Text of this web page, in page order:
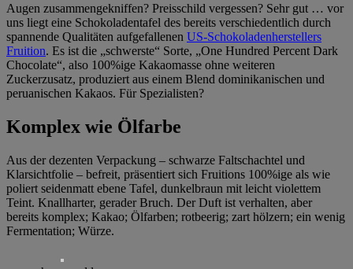
Augen zusammengekniffen? Preisschild vergessen? Sehr gut … vor
uns liegt eine Schokoladentafel des bereits verschiedentlich durch
spannende Qualitäten aufgefallenen US-Schokoladenherstellers
Fruition. Es ist die „schwerste“ Sorte, „One Hundred Percent Dark
Chocolate“, also 100%ige Kakaomasse ohne weiteren
Zuckerzusatz, produziert aus einem Blend dominikanischen und
peruanischen Kakaos. Für Spezialisten?
Komplex wie Ölfarbe
Aus der dezenten Verpackung – schwarze Faltschachtel und
Klarsichtfolie – befreit, präsentiert sich Fruitions 100%ige als wie
poliert seidenmatt ebene Tafel, dunkelbraun mit leicht violettem
Teint. Knallharter, gerader Bruch. Der Duft ist verhalten, aber
bereits komplex; Kakao; Ölfarben; rotbeerig; zart hölzern; ein wenig
Fermentation; Würze.